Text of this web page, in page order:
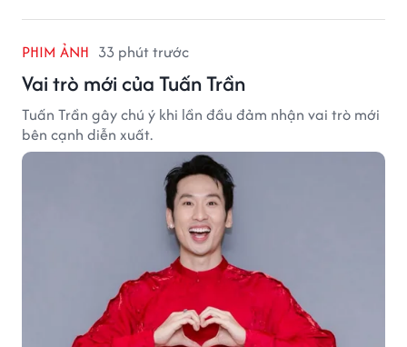
PHIM ẢNH 33 phút trước
Vai trò mới của Tuấn Trần
Tuấn Trần gây chú ý khi lần đầu đảm nhận vai trò mới
bên cạnh diễn xuất.